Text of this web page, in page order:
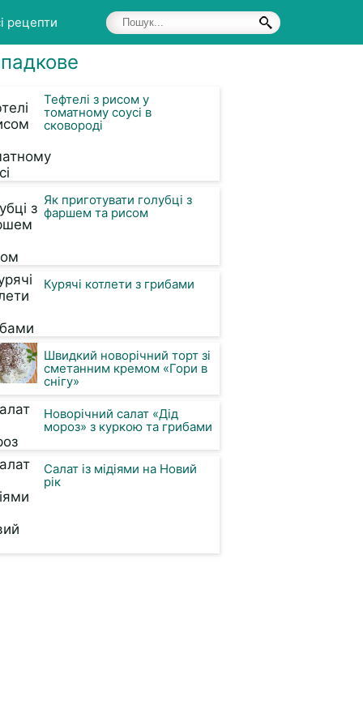
рецепти
Тефтелі з рисом у
томатному соусі в
сковороді
Як приготувати голубці з
фаршем та рисом
Курячі котлети з грибами
Швидкий новорічний торт зі
сметанним кремом «Гори в
снігу»
Новорічний салат «Дід
мороз» з куркою та грибами
Салат із мідіями на Новий
рік